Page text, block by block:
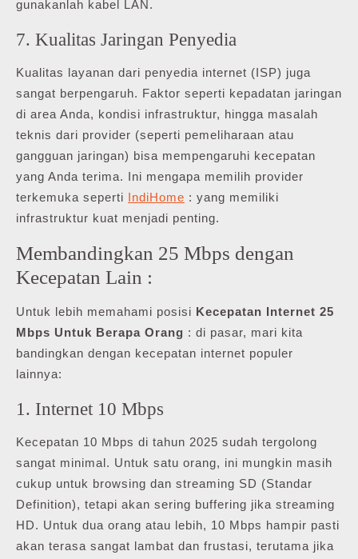
gunakanlah kabel LAN.
7. Kualitas Jaringan Penyedia
Kualitas layanan dari penyedia internet (ISP) juga
sangat berpengaruh. Faktor seperti kepadatan jaringan
di area Anda, kondisi infrastruktur, hingga masalah
teknis dari provider (seperti pemeliharaan atau
gangguan jaringan) bisa mempengaruhi kecepatan
yang Anda terima. Ini mengapa memilih provider
terkemuka seperti
IndiHome : yang memiliki
infrastruktur kuat menjadi penting.
Membandingkan 25 Mbps dengan
Kecepatan Lain :
Untuk lebih memahami posisi Kecepatan Internet 25
Mbps Untuk Berapa Orang : di pasar, mari kita
bandingkan dengan kecepatan internet populer
lainnya:
1. Internet 10 Mbps
Kecepatan 10 Mbps di tahun 2025 sudah tergolong
sangat minimal. Untuk satu orang, ini mungkin masih
cukup untuk browsing dan streaming SD (Standar
Definition), tetapi akan sering buffering jika streaming
HD. Untuk dua orang atau lebih, 10 Mbps hampir pasti
akan terasa sangat lambat dan frustasi, terutama jika